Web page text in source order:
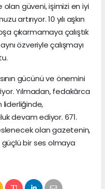
olan güveni, işimizi en iyi
artırıyor. 10 yılı aşkın
çıkarmamaya çalıştık
özveriyle çalışmayı
gücünü ve önemini
Yılmadan, fedakârca
liderliğinde,
devam ediyor. 671.
olan gazetenin,
güçlü bir ses olmaya